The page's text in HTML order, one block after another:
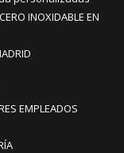
INOXIDABLE EN
EMPLEADOS